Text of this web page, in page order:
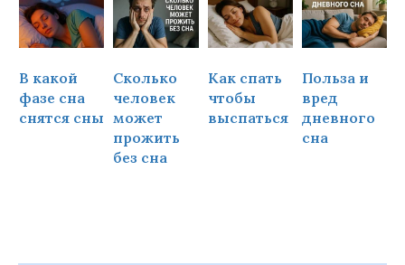
В какой
фазе сна
снятся сны
Сколько
человек
может
прожить
без сна
Как спать
чтобы
выспаться
Польза и
вред
дневного
сна